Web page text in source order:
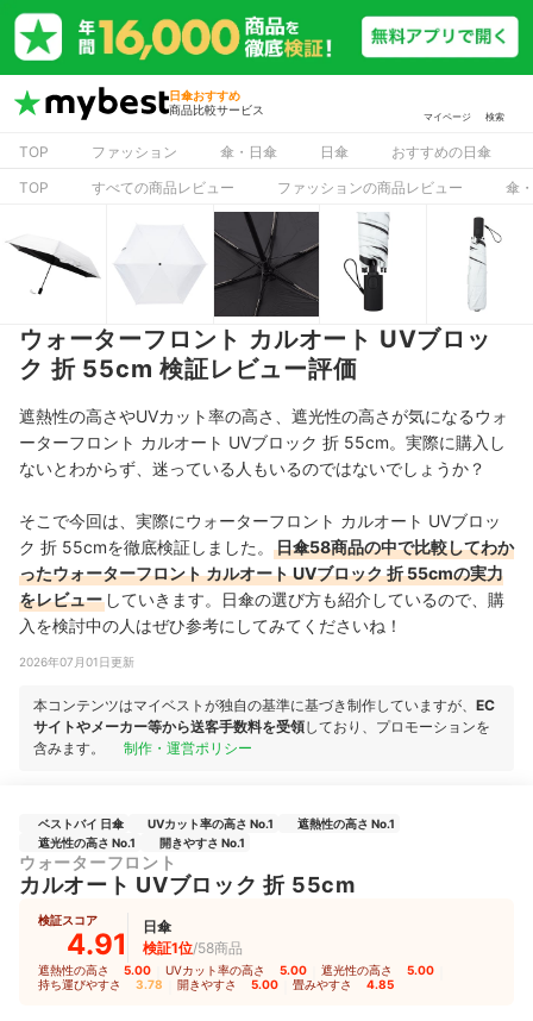
日傘おすすめ
商品比較サービス
マイページ 検索
TOP ファッション 傘・日傘 日傘
おすすめの日傘
TOP
すべての商品レビュー ファッションの商品レビュー 傘
ウォーターフロント カルオート UVブロッ
ク 折 55cm 検証レビュー評価
遮熱性の高さやUVカット率の高さ、遮光性の高さが気になるウォ
ーターフロント カルオート UVブロック 折 55cm。実際に購入し
ないとわからず、迷っている人もいるのではないでしょうか？
そこで今回は、実際にウォーターフロント カルオート UVブロッ
ク 折 55cmを徹底検証しました。
日傘58商品の中で比較してわか
ったウォーターフロント カルオート UVブロック 折 55cmの実力
をレビュー していきます。日傘の選び方も紹介しているので、購
入を検討中の人はぜひ参考にしてみてくださいね！
2026年07月01日更新
本コンテンツはマイベストが独自の基準に基づき制作していますが、 EC
サイトやメーカー等から送客手数料を受領しており、プロモーションを
含みます。
制作・運営ポリシー
ベストバイ 日傘 UVカット率の高さ No.1
遮熱性の高さ No.1
遮光性の高さ No.1
開きやすさ No.1
ウォーターフロント
カルオート UVブロック 折 55cm
検証スコア
4.91
日傘
検証1位/58商品
遮熱性の高さ 5.00 UVカット率の高さ 5.00 遮光性の高さ 5.00
持ち運びやすさ 3.78 開きやすさ 5.00 畳みやすさ 4.85